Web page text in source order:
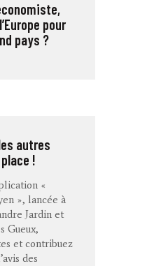
pour
pays ?
autres
!
«
», lancée à
Jardin et
Gueux,
et contribuez
des